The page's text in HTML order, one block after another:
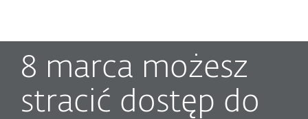
8 marca możesz
stracić dostęp do